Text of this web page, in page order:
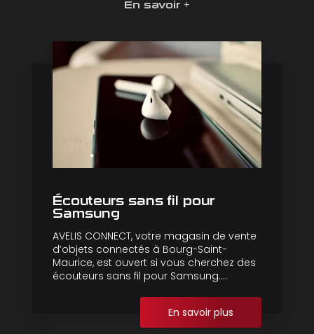
En savoir +
Écouteurs sans fil pour
Samsung
AVELIS CONNECT, votre magasin de vente
d’objets connectés à Bourg-Saint-
Maurice, est ouvert si vous cherchez des
écouteurs sans fil pour Samsung....
En savoir plus